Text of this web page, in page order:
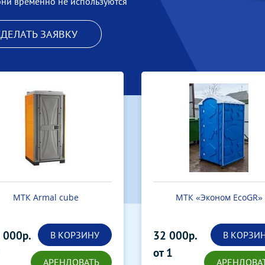
ЗАЯВКУ
МТК «Эконом EcoGR»
В КОРЗИНУ
АРЕНДОВАТЬ
МТК «ЭкоЛайт Дачник»
35 000р. В